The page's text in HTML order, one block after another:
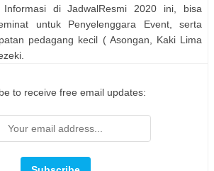
Informasi di JadwalResmi 2020 ini, bisa
untuk Penyelenggara Event, serta
pedagang kecil ( Asongan, Kaki Lima
to receive free email updates: